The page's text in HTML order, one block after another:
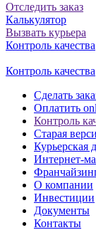
Отследить заказ
Калькулятор
Вызвать курьера
Контроль качества
Контроль качества
Сделать
Оплатить
Контроль
Старая
Курьерская
Интернет-
О компании
Инвестиции
Документы
Контакты